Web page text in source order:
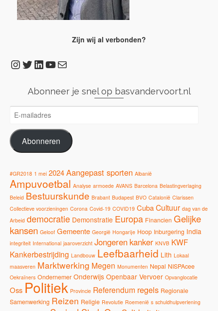
Zijn wij al verbonden?
Instagram
Twitter
LinkedIn
YouTube
E-mail
Abonneer je snel op basvandervoort.nl
E-
mailadres
Abonneren
#GR2018 1 mei 2024Aangepast sporten Albanië
Ampuvoetbal Analyse armoede AVANS Barcelona Belastingverlaging
Beleid Bestuurskunde Brabant Budapest BVO Catalonië Clarissen
Collectieve voorzieningen Corona Covid-19 COVID19 CubaCultuur dag van de
Arbeid democratie Demonstratie Europa Financien Gelijke
kansen Geloof Gemeente Georgië Hongarije Hoop Inburgering India
integriteit International jaaroverzicht Jongeren kanker KNVB KWF
Kankerbestrijding Landbouw Leefbaarheid Lith Lokaal
maasveren Marktwerking Megen Monumenten Nepal NISPAcee
Oekraïners Ondernemer Onderwijs Openbaar Vervoer Opvanglocatie
Oss Politiek Provincie Referendum regels Regionale
Samenwerking Reizen Religie Revolutie Roemenië s schuldhulpverlening